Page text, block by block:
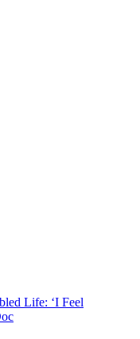
Life: ‘I Feel